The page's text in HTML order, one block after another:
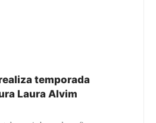
realiza temporada
Laura Alvim